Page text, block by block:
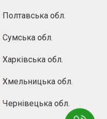
Полтавська обл.
Сумська обл.
Харківська обл.
Хмельницька обл.
Чернівецька обл.